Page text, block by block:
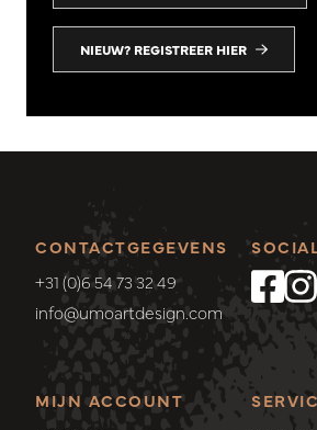
NIEUW? REGISTREER HIER
CONTACTGEGEVENS
+31 (0)6 54 73 32 49
info@umoartdesign.com
MIJN ACCOUNT